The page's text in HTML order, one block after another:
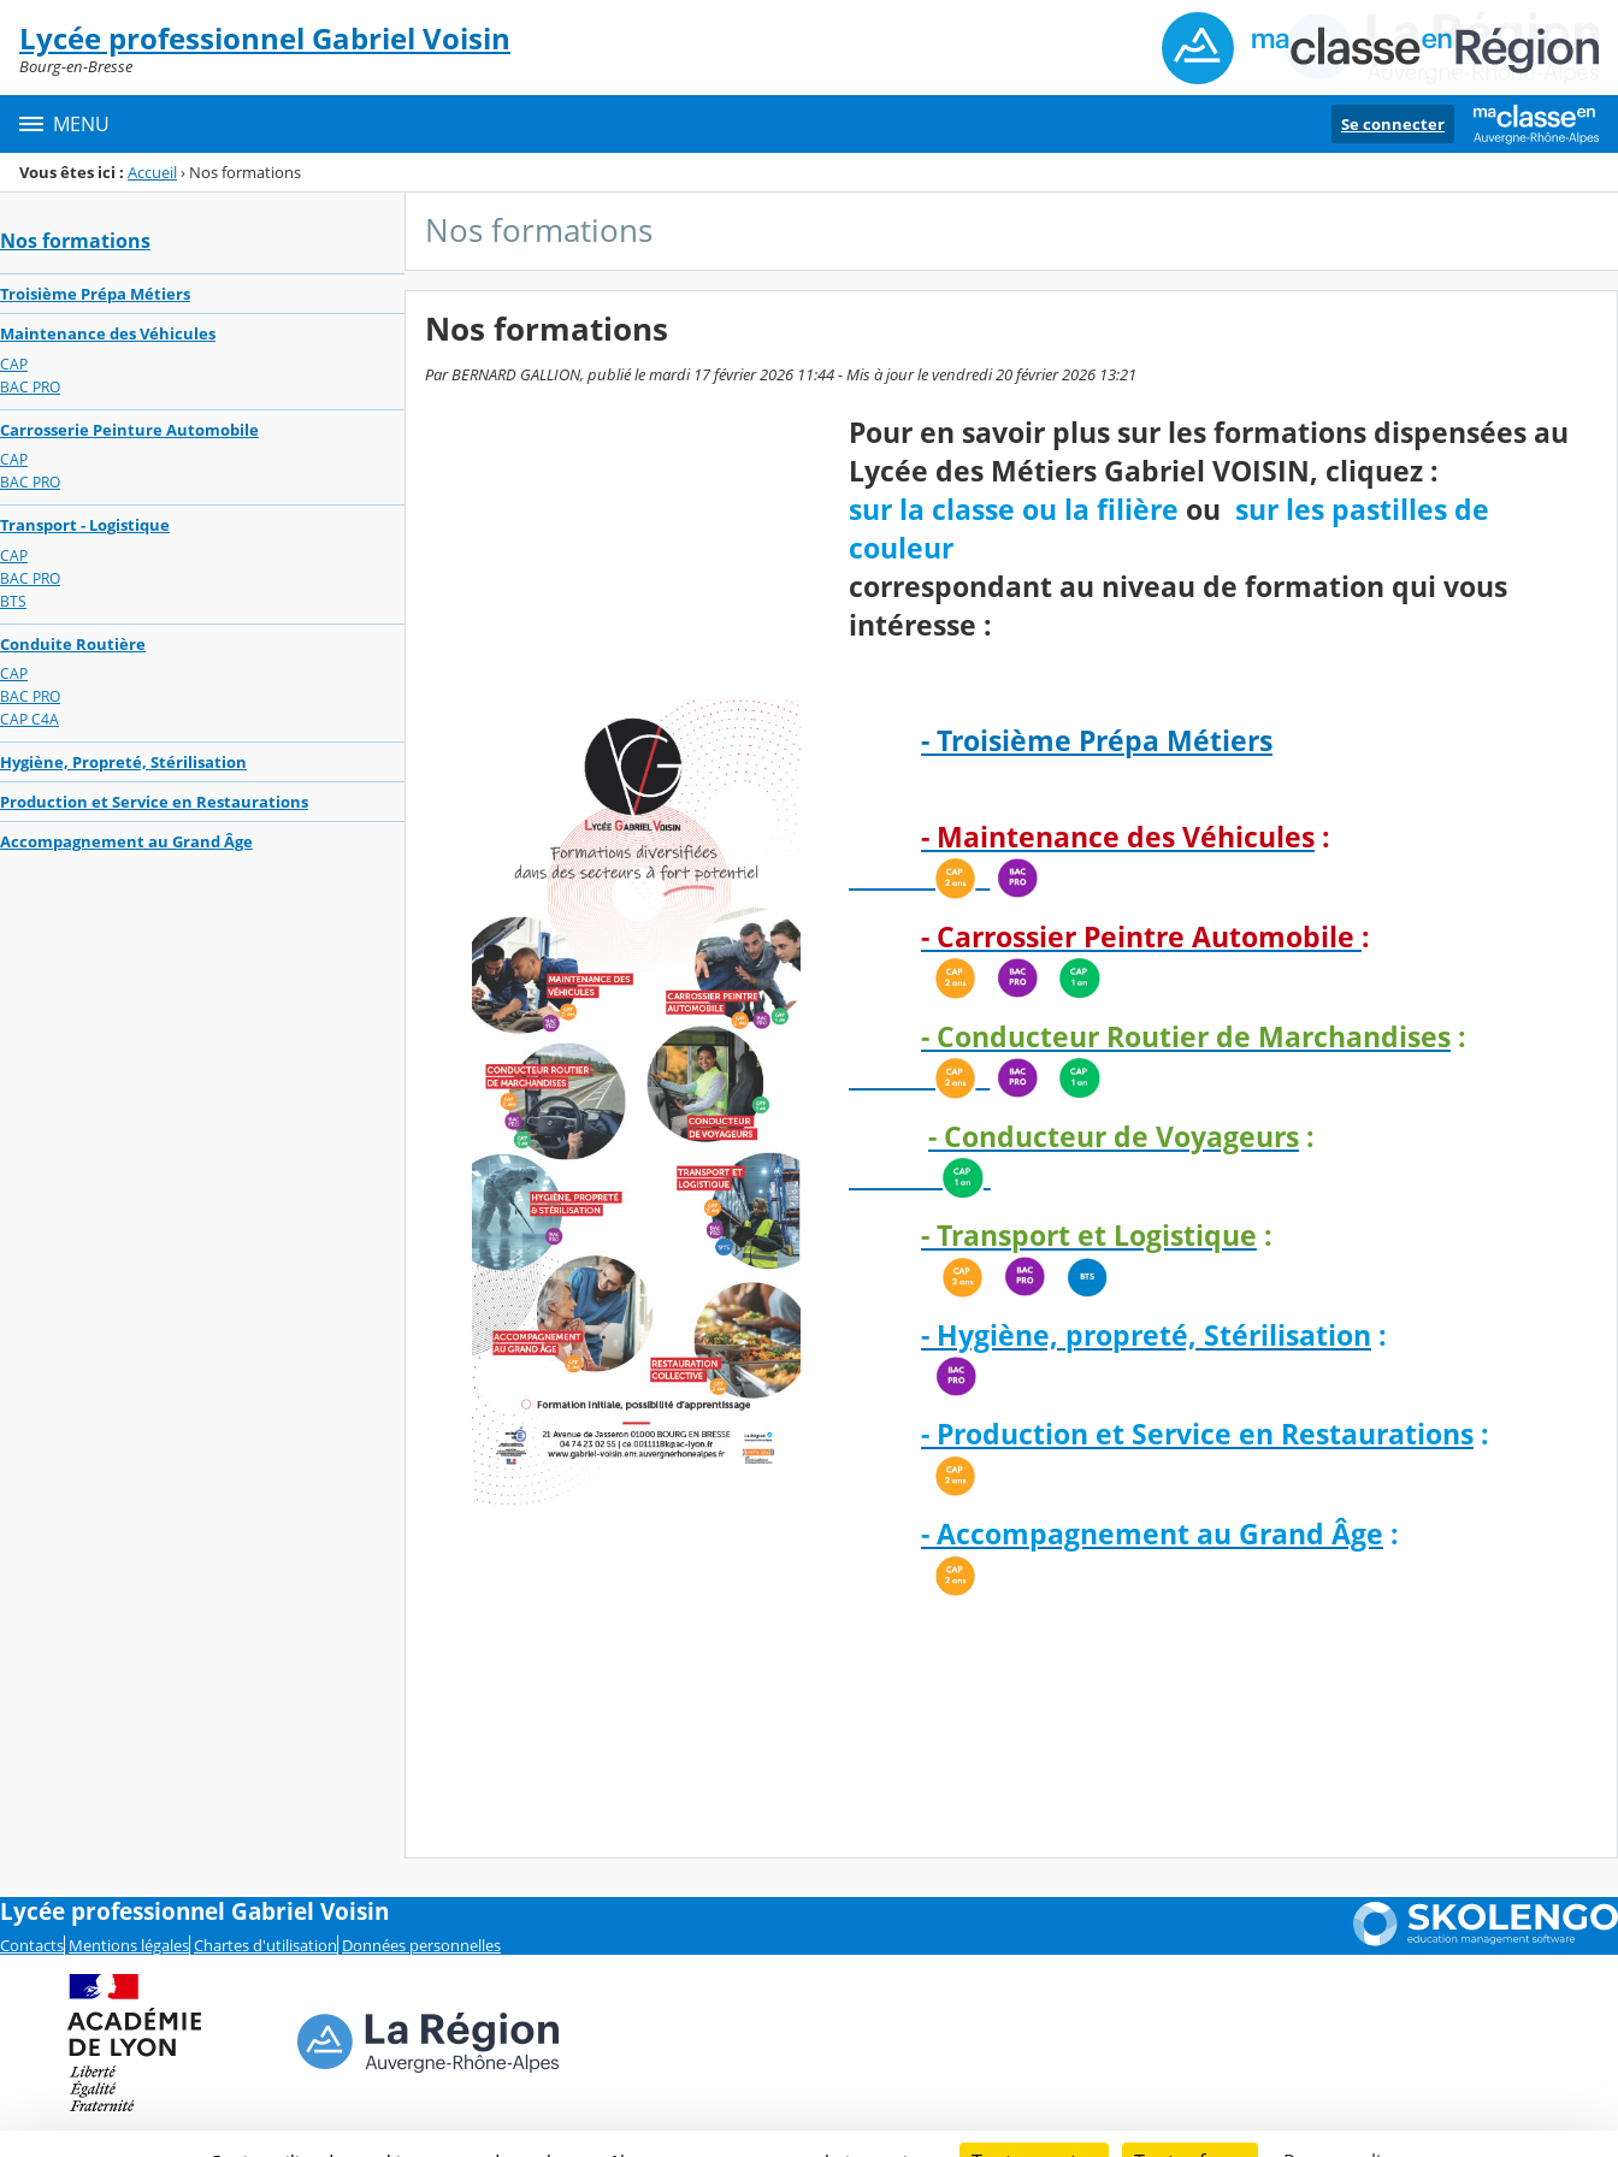
Menu de la rubrique
Contenu
Lycée professionnel Gabriel Voisin
Bourg-en-Bresse
MENU Se connecter
Vous êtes ici : Accueil› Nos formations
Nos formations
Troisième Prépa Métiers
Maintenance des Véhicules
CAP
BAC PRO
Carrosserie Peinture Automobile
CAP
BAC PRO
Transport - Logistique
CAP
BAC PRO
BTS
Conduite Routière
CAP
BAC PRO
CAP C4A
Hygiène, Propreté, Stérilisation
Production et Service en Restaurations
Accompagnement au Grand Âge
Nos formations
Nos formations
Par BERNARD GALLION, publié le mardi 17 février 2026 11:44 - Mis à jour le vendredi 20 février 2026 13:21
Pour en savoir plus sur les formations dispensées au
Lycée des Métiers Gabriel VOISIN, cliquez :
sur la classe ou la filière ou sur les pastilles de
couleur
correspondant au niveau de formation qui vous
intéresse :
- Troisième Prépa Métiers
- Maintenance des Véhicules :
- Carrossier Peintre Automobile :
- Conducteur Routier de Marchandises :
- Conducteur de Voyageurs :
- Transport et Logistique :
- Hygiène, propreté, Stérilisation :
- Production et Service en Restaurations :
- Accompagnement au Grand Âge :
Lycée professionnel Gabriel Voisin
Contacts Mentions légales Chartes d'utilisation Données personnelles